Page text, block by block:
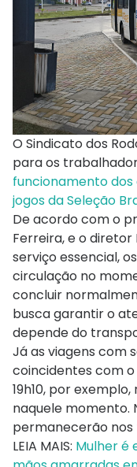
O Sindicato dos
para os
funcionamento dos
jogos da Seleção
De acordo com o
Ferreira, e o
serviço essencial,
circulação no
concluir
busca garantir o
depende do
Já as viagens com
coincidentes com o
19h10, por
naquele momento.
permanecerão nos
LEIA MAIS: Mulher é